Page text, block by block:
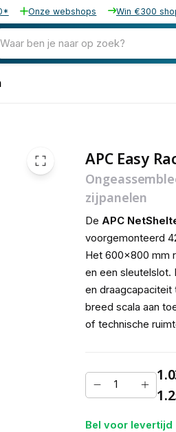
Onze webshops Win €300
Waar ben je naar op zoek?
APC Easy
zijpanelen
De APC
voorgemonteerd
Het 600x800 mm
en een sleutelslot.
en draagcapaciteit
breed scala aan
of technische
Bel voor levertijd
1.033,60 excl. btw
1.250,66 incl. btw